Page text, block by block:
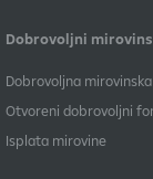
Dobrovoljni
Dobrovoljna
Otvoreni dobrovoljni
Isplata mirovine